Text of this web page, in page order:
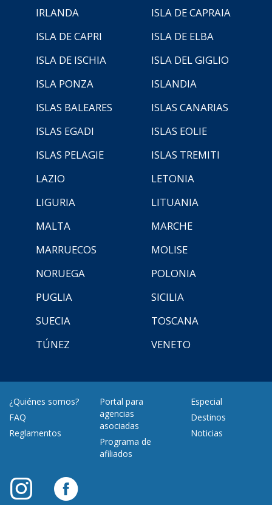
IRLANDA
ISLA DE CAPRAIA
ISLA DE CAPRI
ISLA DE ELBA
ISLA DE ISCHIA
ISLA DEL GIGLIO
ISLA PONZA
ISLANDIA
ISLAS BALEARES
ISLAS CANARIAS
ISLAS EGADI
ISLAS EOLIE
ISLAS PELAGIE
ISLAS TREMITI
LAZIO
LETONIA
LIGURIA
LITUANIA
MALTA
MARCHE
MARRUECOS
MOLISE
NORUEGA
POLONIA
PUGLIA
SICILIA
SUECIA
TOSCANA
TÚNEZ
VENETO
¿Quiénes somos?
FAQ
Reglamentos
Portal para
agencias
asociadas
Programa de
afiliados
Especial
Destinos
Noticias